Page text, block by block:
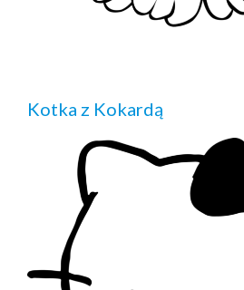
Kotka z Kokardą